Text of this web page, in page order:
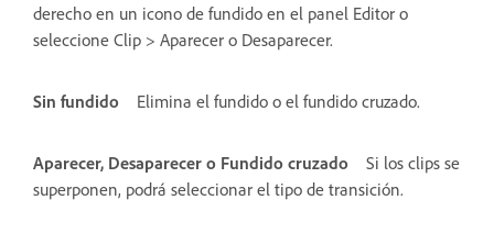
derecho en un icono de fundido en el panel Editor o
seleccione Clip > Aparecer o Desaparecer.
Sin fundido Elimina el fundido o el fundido cruzado.
Aparecer, Desaparecer o Fundido cruzado
Si los clips se
superponen, podrá seleccionar el tipo de transición.